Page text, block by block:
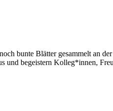
bunte Blätter gesammelt an
und begeistern Kolleg*innen,